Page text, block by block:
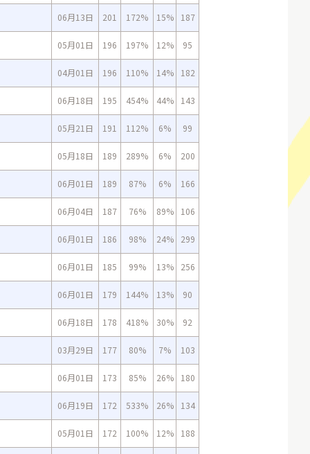
06月13日 201 172% 15% 187
05月01日 196 197% 12% 95
04月01日 196 110% 14% 182
06月18日 195 454% 44% 143
05月21日 191 112% 6% 99
05月18日 189 289% 6% 200
06月01日 189 87% 6% 166
06月04日 187 76% 89% 106
06月01日 186 98% 24% 299
06月01日 185 99% 13% 256
06月01日 179 144% 13% 90
06月18日 178 418% 30% 92
03月29日 177 80% 7% 103
06月01日 173 85% 26% 180
06月19日 172 533% 26% 134
05月01日 172 100% 12% 188